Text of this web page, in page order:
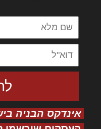
אינדקס הבניה